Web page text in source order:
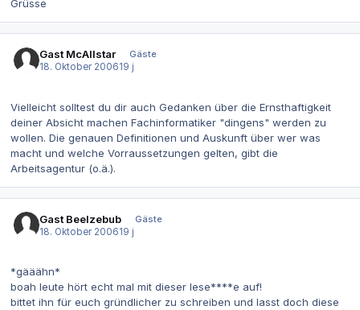
Grüsse
Gast McAllstar
Gäste
18. Oktober 200619 j
Vielleicht solltest du dir auch Gedanken über die Ernsthaftigkeit
deiner Absicht machen Fachinformatiker "dingens" werden zu
wollen. Die genauen Definitionen und Auskunft über wer was
macht und welche Vorraussetzungen gelten, gibt die
Arbeitsagentur (o.ä.).
Gast Beelzebub
Gäste
18. Oktober 200619 j
*gääähn*
boah leute hört echt mal mit dieser lese****e auf!
bittet ihn für euch gründlicher zu schreiben und lasst doch diese